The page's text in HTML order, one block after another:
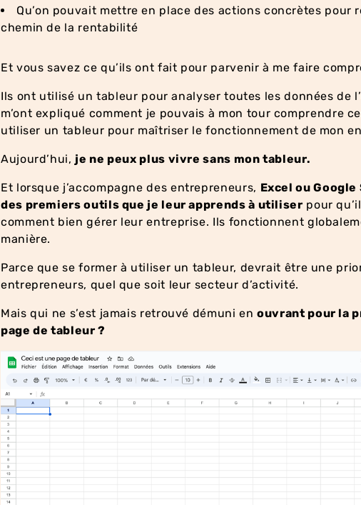
Qu’on pouvait mettre en place des actions concrètes pour
chemin de la rentabilité
Et vous savez ce qu’ils ont fait pour parvenir à me faire
Ils ont utilisé un tableur pour analyser toutes les données de
m’ont expliqué comment je pouvais à mon tour comprendre
utiliser un tableur pour maîtriser le fonctionnement de mon
Aujourd’hui, je ne peux plus vivre sans mon tableur.
Et lorsque j’accompagne des entrepreneurs, Excel ou
des premiers outils que je leur apprends à utiliser pour
comment bien gérer leur entreprise. Ils fonctionnent
manière.
Parce que se former à utiliser un tableur, devrait être une
entrepreneurs, quel que soit leur secteur d’activité.
Mais qui ne s’est jamais retrouvé démuni enouvrant pour la
page de tableur ?